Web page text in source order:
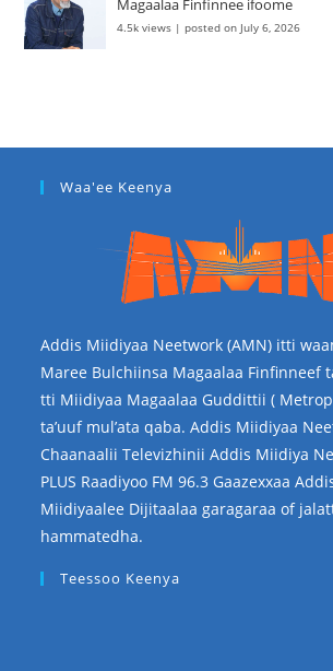
Magaalaa Finfinnee ifoome
4.5k views |posted on July 6, 2026
Waa'ee Keenya
Addis Miidiyaa Neetwork (AMN) itti
Maree Bulchiinsa Magaalaa Finfinneef
tti Miidiyaa Magaalaa Guddittii (
ta’uuf mul’ata qaba. Addis Miidiyaa
Chaanaalii Televizhinii Addis Miidiya
PLUS Raadiyoo FM 96.3 Gaazexxaa
Miidiyaalee Dijitaalaa garagaraa of
hammatedha.
Teessoo Keenya